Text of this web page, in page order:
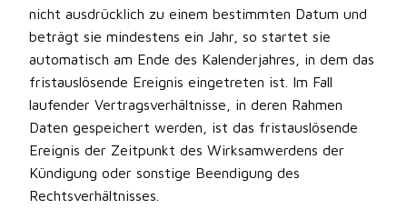
nicht ausdrücklich zu einem bestimmten Datum und
beträgt sie mindestens ein Jahr, so startet sie
automatisch am Ende des Kalenderjahres, in dem das
fristauslösende Ereignis eingetreten ist. Im Fall
laufender Vertragsverhältnisse, in deren Rahmen
Daten gespeichert werden, ist das fristauslösende
Ereignis der Zeitpunkt des Wirksamwerdens der
Kündigung oder sonstige Beendigung des
Rechtsverhältnisses.